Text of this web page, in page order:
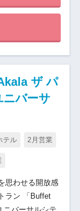
ザ パ
ニバーサ
テル 2月営業
思わせる開放感
ラン 「Buffet